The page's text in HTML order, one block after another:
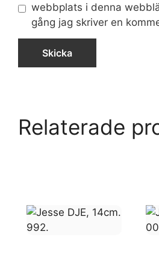
webbplats i denna
gång jag skriver en
Relaterade